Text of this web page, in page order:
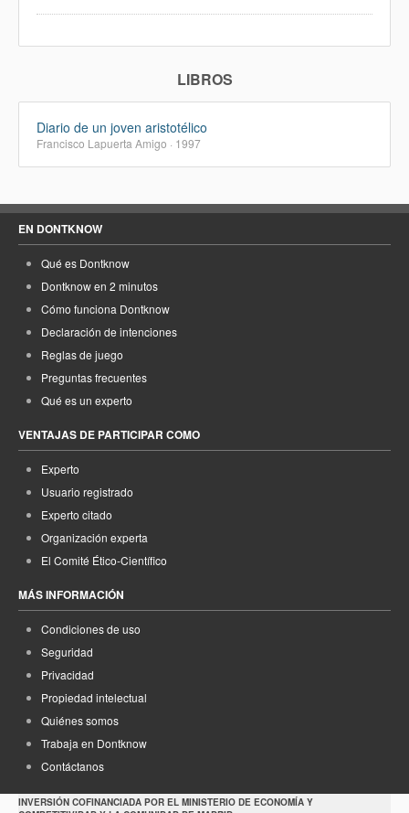
LIBROS
Diario de un joven aristotélico
Francisco Lapuerta Amigo · 1997
EN DONTKNOW
Qué es Dontknow
Dontknow en 2 minutos
Cómo funciona Dontknow
Declaración de intenciones
Reglas de juego
Preguntas frecuentes
Qué es un experto
VENTAJAS DE PARTICIPAR COMO
Experto
Usuario registrado
Experto citado
Organización experta
El Comité Ético-Científico
MÁS INFORMACIÓN
Condiciones de uso
Seguridad
Privacidad
Propiedad intelectual
Quiénes somos
Trabaja en Dontknow
Contáctanos
INVERSIÓN COFINANCIADA POR EL MINISTERIO DE ECONOMÍA Y